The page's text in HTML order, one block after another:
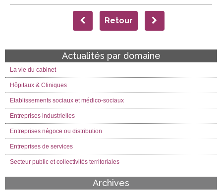
Retour
Actualités par domaine
La vie du cabinet
Hôpitaux & Cliniques
Etablissements sociaux et médico-sociaux
Entreprises industrielles
Entreprises négoce ou distribution
Entreprises de services
Secteur public et collectivités territoriales
Archives